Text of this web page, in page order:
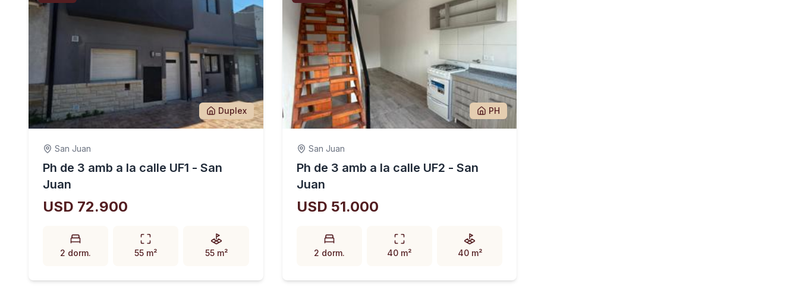
Duplex
San Juan
Ph de 3 amb a la calle UF1 - San
Juan
USD 72.900
2 dorm. 55 m² 55 m²
PH
San Juan
Ph de 3 amb a la calle UF2 - San
Juan
USD 51.000
2 dorm. 40 m² 40 m²